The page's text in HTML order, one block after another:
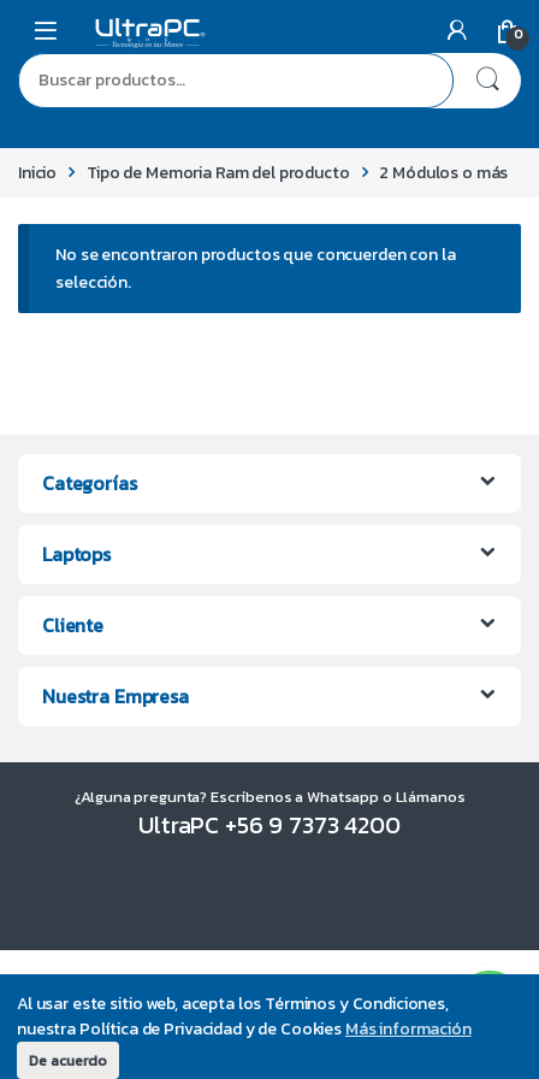
Al usar este sitio web, acepta los Términos y Condiciones,
nuestra Política de Privacidad y de CookiesMás información
De acuerdo
0
Inicio Tipo de Memoria Ram del producto 2 Módulos o más
No se encontraron productos que concuerden con la
selección.
Categorías
Laptops
Cliente
Nuestra Empresa
¿Alguna pregunta? Escríbenos a Whatsapp o Llámanos
UltraPC +56 9 7373 4200